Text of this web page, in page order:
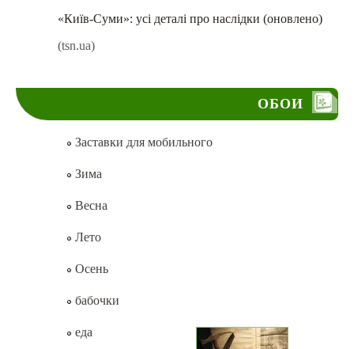
«Київ-Суми»: усі деталі про наслідки (оновлено)
(tsn.ua)
ОБОИ
Заставки для мобильного
Зима
Весна
Лето
Осень
бабочки
еда